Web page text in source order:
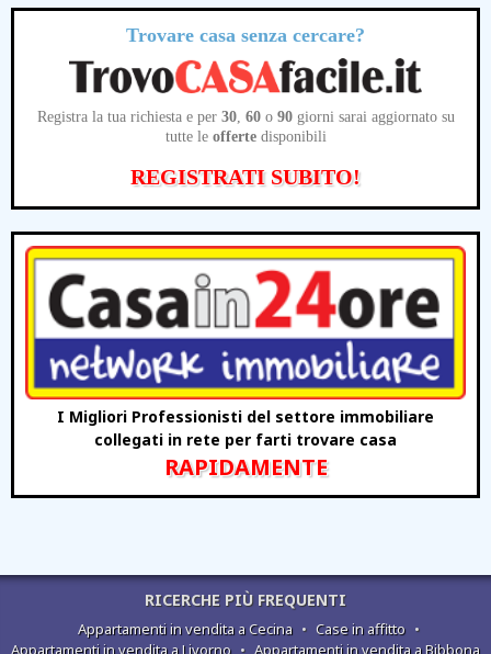
Trovare casa senza cercare?
Registra la tua richiesta e per 30, 60o 90giorni sarai aggiornato su
tutte le offertedisponibili
REGISTRATI SUBITO!
I Migliori Professionisti del settore immobiliare
collegati in rete per farti trovare casa
RAPIDAMENTE
RICERCHE PIÙ FREQUENTI
Appartamenti in vendita a Cecina • Case in affitto •
Appartamenti in vendita a Livorno • Appartamenti in vendita a Bibbona